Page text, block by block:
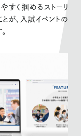
すく掴めるストーリ
が、入試イベントの